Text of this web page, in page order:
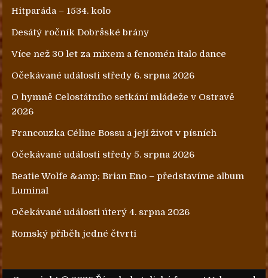
Hitparáda – 1534. kolo
Desátý ročník Dobršské brány
Více než 30 let za mixem a fenomén italo dance
Očekávané události středy 6. srpna 2026
O hymně Celostátního setkání mládeže v Ostravě
2026
Francouzka Céline Bossu a její život v písních
Očekávané události středy 5. srpna 2026
Beatie Wolfe &amp; Brian Eno – představíme album
Luminal
Očekávané události úterý 4. srpna 2026
Romský příběh jedné čtvrti